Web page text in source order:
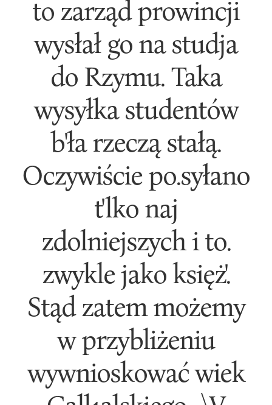
to zarząd prowincji
wysłał go na studja
do Rzymu. Taka
wysyłka studentów
b'ła rzeczą stałą.
Oczywiście po.syłano
t'lko naj
zdolniejszych i to.
zwykle jako księż'.
Stąd zatem możemy
w przybliżeniu
wywnioskować wiek